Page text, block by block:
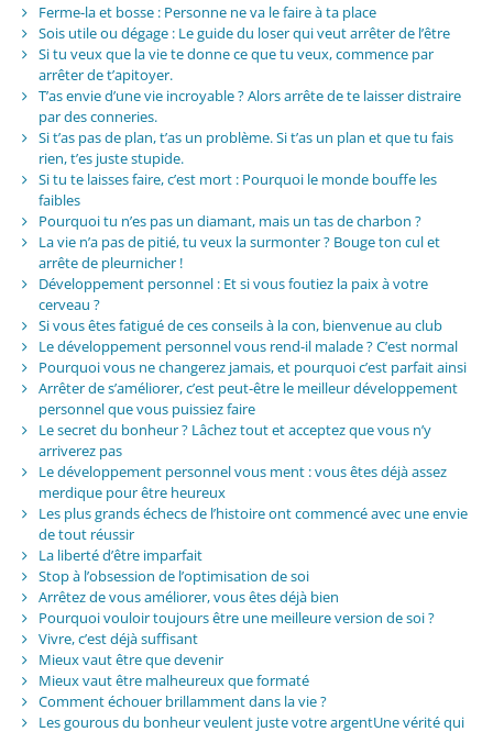
Ferme-la et bosse : Personne ne va le faire à ta place
Sois utile ou dégage : Le guide du loser qui veut arrêter de l’être
Si tu veux que la vie te donne ce que tu veux, commence par
arrêter de t’apitoyer.
T’as envie d’une vie incroyable ? Alors arrête de te laisser distraire
par des conneries.
Si t’as pas de plan, t’as un problème. Si t’as un plan et que tu fais
rien, t’es juste stupide.
Si tu te laisses faire, c’est mort : Pourquoi le monde bouffe les
faibles
Pourquoi tu n’es pas un diamant, mais un tas de charbon ?
La vie n’a pas de pitié, tu veux la surmonter ? Bouge ton cul et
arrête de pleurnicher !
Développement personnel : Et si vous foutiez la paix à votre
cerveau ?
Si vous êtes fatigué de ces conseils à la con, bienvenue au club
Le développement personnel vous rend-il malade ? C’est normal
Pourquoi vous ne changerez jamais, et pourquoi c’est parfait ainsi
Arrêter de s’améliorer, c’est peut-être le meilleur développement
personnel que vous puissiez faire
Le secret du bonheur ? Lâchez tout et acceptez que vous n’y
arriverez pas
Le développement personnel vous ment : vous êtes déjà assez
merdique pour être heureux
Les plus grands échecs de l’histoire ont commencé avec une envie
de tout réussir
La liberté d’être imparfait
Stop à l’obsession de l’optimisation de soi
Arrêtez de vous améliorer, vous êtes déjà bien
Pourquoi vouloir toujours être une meilleure version de soi ?
Vivre, c’est déjà suffisant
Mieux vaut être que devenir
Mieux vaut être malheureux que formaté
Comment échouer brillamment dans la vie ?
Les gourous du bonheur veulent juste votre argentUne vérité qui